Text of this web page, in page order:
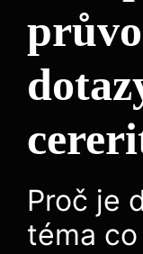
Proč je
téma